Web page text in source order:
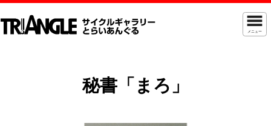
メニュー
秘書「まろ」